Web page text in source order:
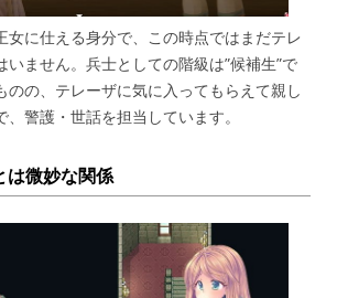
女に仕える身分で、この時点ではまだテレ
いません。兵士としての階級は”候補生”で
のの、テレーザに気に入ってもらえて親し
警護・世話を担当しています。
は微妙な関係